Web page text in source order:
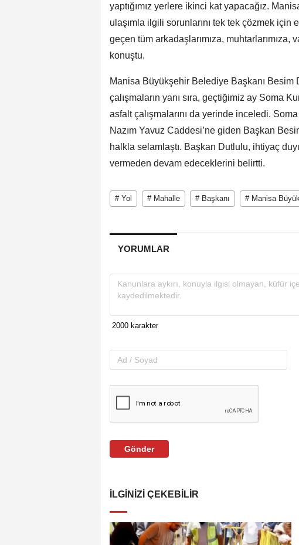
yaptığımız yerlere ikinci kat yapacağız.
ulaşımla ilgili sorunlarını tek tek çözmek için
geçen tüm arkadaşlarımıza, muhtarlarımıza,
konuştu.
Manisa Büyükşehir Belediye Başkanı Besim
çalışmaların yanı sıra, geçtiğimiz ay Soma
asfalt çalışmalarını da yerinde inceledi.
Nazım Yavuz Caddesi’ne giden Başkan
halkla selamlaştı. Başkan Dutlulu, ihtiyaç
vermeden devam edeceklerini belirtti.
# Yol # Mahalle # Başkanı # Manisa
YORUMLAR
Gönder
İLGINIZI ÇEKEBILIR